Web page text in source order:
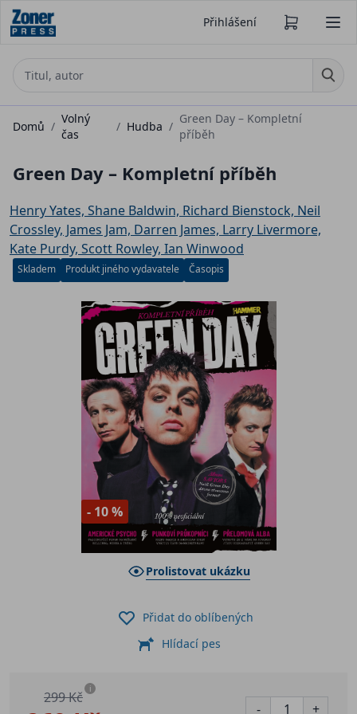
Přihlášení
Domů /
Volný
čas
/ Hudba /
Green Day – Kompletní
příběh
Green Day – Kompletní příběh
Henry Yates, Shane Baldwin, Richard Bienstock, Neil
Crossley, James Jam, Darren James, Larry Livermore,
Kate Purdy, Scott Rowley, Ian Winwood
Skladem Produkt jiného vydavatele Časopis
- 10 %
Prolistovat ukázku
299 Kč i
- +
Přidat do oblíbených
Hlídací pes